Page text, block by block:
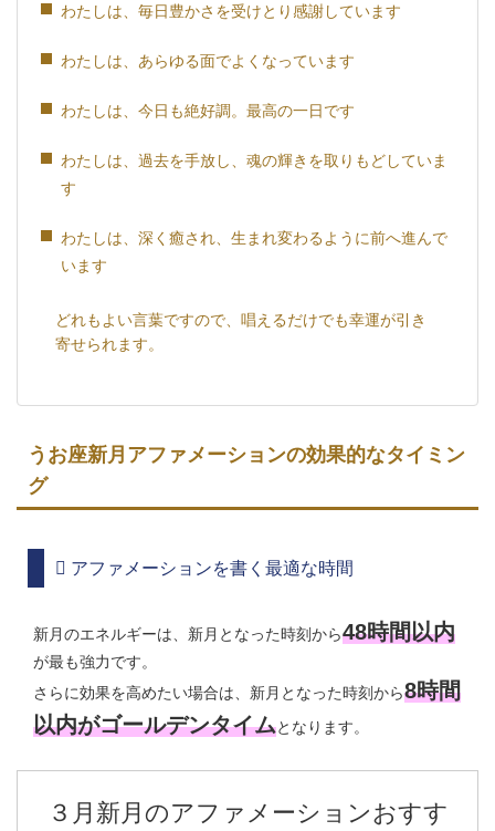
わたしは、毎日豊かさを受けとり感謝しています
わたしは、あらゆる面でよくなっています
わたしは、今日も絶好調。最高の一日です
わたしは、過去を手放し、魂の輝きを取りもどしていま
す
わたしは、深く癒され、生まれ変わるように前へ進んで
います
どれもよい言葉ですので、唱えるだけでも幸運が引き
寄せられます。
うお座新月アファメーションの効果的なタイミン
グ
アファメーションを書く最適な時間
新月のエネルギーは、新月となった時刻から48時間以内
が最も強力です。
さらに効果を高めたい場合は、新月となった時刻から8時間
以内がゴールデンタイムとなります。
３月新月のアファメーションおすす